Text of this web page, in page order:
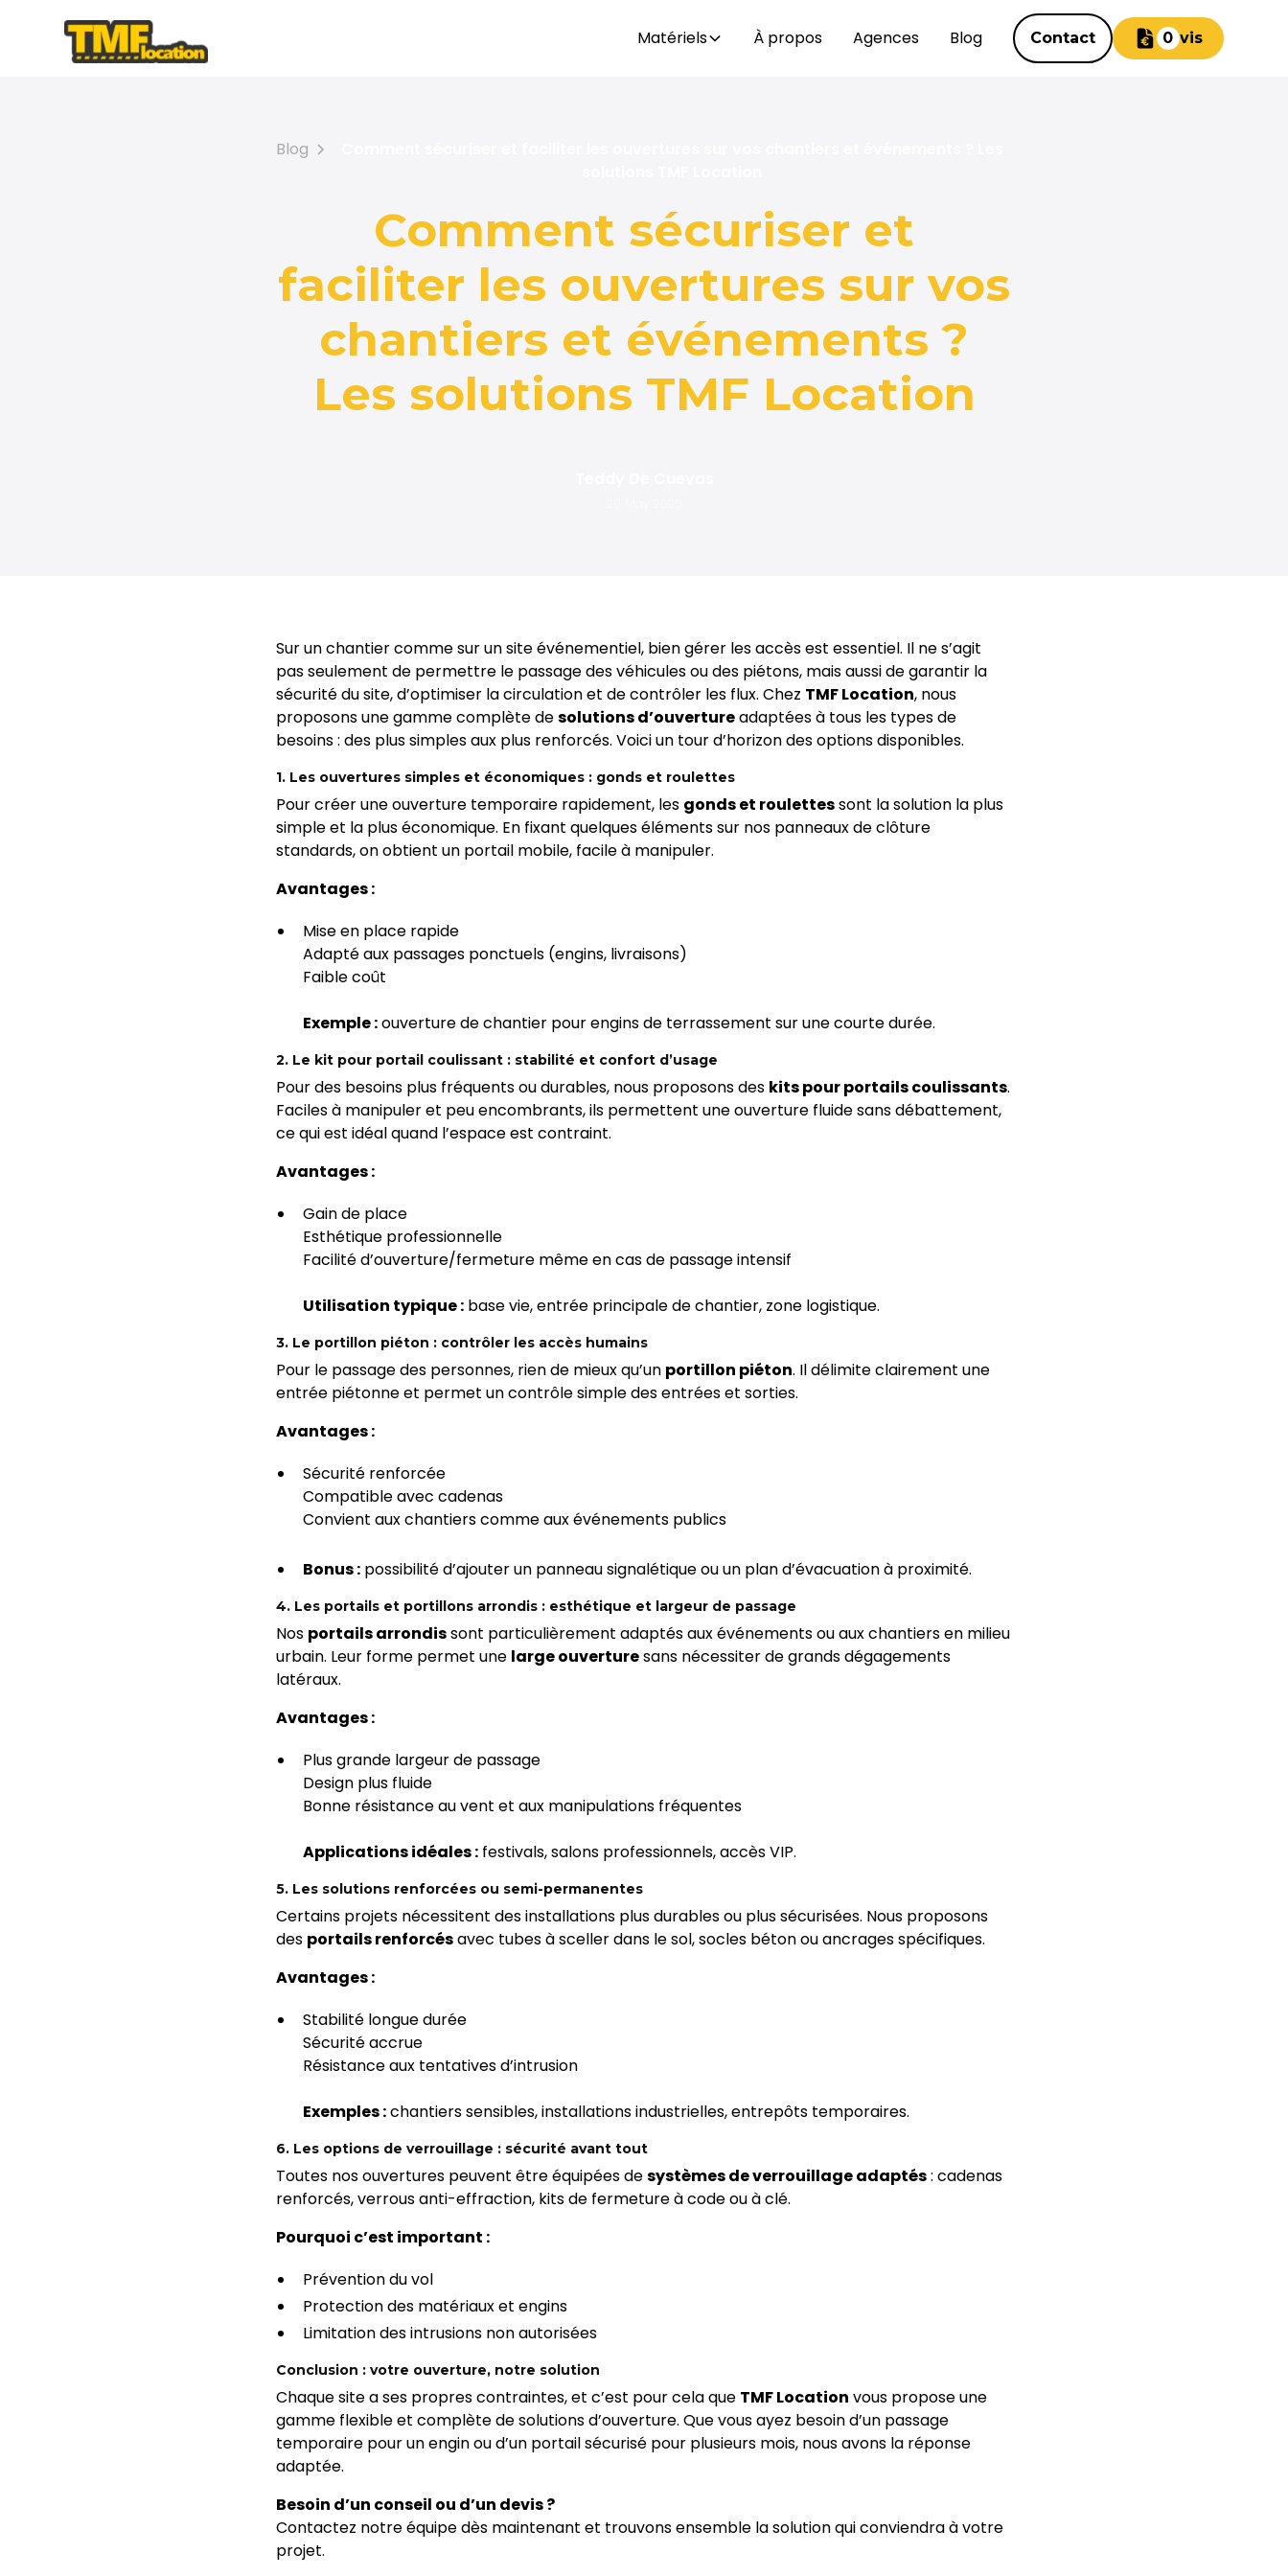
Matériels À propos Agences Blog Contact Devis
0
Blog
Comment sécuriser et
faciliter les ouvertures sur vos
chantiers et événements ?
Les solutions TMF Location
Sur un chantier comme sur un site événementiel, bien gérer les accès est essentiel. Il ne s’agit
pas seulement de permettre le passage des véhicules ou des piétons, mais aussi de garantir la
sécurité du site, d’optimiser la circulation et de contrôler les flux. Chez TMF Location, nous
proposons une gamme complète desolutions d’ouvertureadaptées à tous les types de
besoins : des plus simples aux plus renforcés. Voici un tour d’horizon des options disponibles.
1. Les ouvertures simples et économiques : gonds et roulettes
Pour créer une ouverture temporaire rapidement, les gonds et roulettessont la solution la plus
simple et la plus économique. En fixant quelques éléments sur nos panneaux de clôture
standards, on obtient un portail mobile, facile à manipuler.
Avantages :
Mise en place rapide
Adapté aux passages ponctuels (engins, livraisons)
Faible coût
Exemple :ouverture de chantier pour engins de terrassement sur une courte durée.
2. Le kit pour portail coulissant : stabilité et confort d’usage
Pour des besoins plus fréquents ou durables, nous proposons des kits pour portails coulissants.
Faciles à manipuler et peu encombrants, ils permettent une ouverture fluide sans débattement,
ce qui est idéal quand l’espace est contraint.
Avantages :
Gain de place
Esthétique professionnelle
Facilité d’ouverture/fermeture même en cas de passage intensif
Utilisation typique : base vie, entrée principale de chantier, zone logistique.
3. Le portillon piéton : contrôler les accès humains
Pour le passage des personnes, rien de mieux qu’un portillon piéton. Il délimite clairement une
entrée piétonne et permet un contrôle simple des entrées et sorties.
Avantages :
Sécurité renforcée
Compatible avec cadenas
Convient aux chantiers comme aux événements publics
Bonus : possibilité d’ajouter un panneau signalétique ou un plan d’évacuation à proximité.
4. Les portails et portillons arrondis : esthétique et largeur de passage
Nos portails arrondissont particulièrement adaptés aux événements ou aux chantiers en milieu
urbain. Leur forme permet une large ouverturesans nécessiter de grands dégagements
latéraux.
Avantages :
Plus grande largeur de passage
Design plus fluide
Bonne résistance au vent et aux manipulations fréquentes
Applications idéales : festivals, salons professionnels, accès VIP.
5. Les solutions renforcées ou semi-permanentes
Certains projets nécessitent des installations plus durables ou plus sécurisées. Nous proposons
des portails renforcésavec tubes à sceller dans le sol, socles béton ou ancrages spécifiques.
Avantages :
Stabilité longue durée
Sécurité accrue
Résistance aux tentatives d’intrusion
Exemples :chantiers sensibles, installations industrielles, entrepôts temporaires.
6. Les options de verrouillage : sécurité avant tout
Toutes nos ouvertures peuvent être équipées desystèmes de verrouillage adaptés: cadenas
renforcés, verrous anti-effraction, kits de fermeture à code ou à clé.
Pourquoi c’est important :
Prévention du vol
Protection des matériaux et engins
Limitation des intrusions non autorisées
Conclusion : votre ouverture, notre solution
Chaque site a ses propres contraintes, et c’est pour cela que TMF Location vous propose une
gamme flexible et complète de solutions d’ouverture. Que vous ayez besoin d’un passage
temporaire pour un engin ou d’un portail sécurisé pour plusieurs mois, nous avons la réponse
adaptée.
Besoin d’un conseil ou d’un devis ?
Contactez notre équipe dès maintenant et trouvons ensemble la solution qui conviendra à votre
projet.